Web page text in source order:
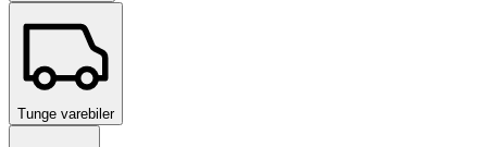
Tunge varebiler